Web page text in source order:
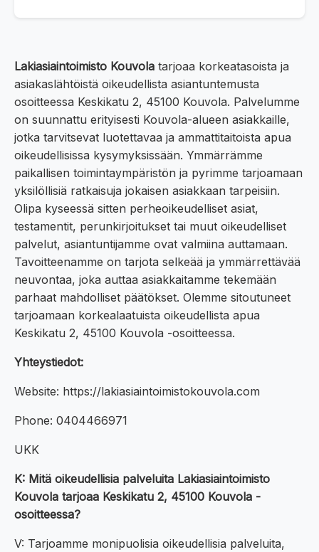
Lakiasiaintoimisto Kouvola tarjoaa korkeatasoista ja
asiakaslähtöistä oikeudellista asiantuntemusta
osoitteessa Keskikatu 2, 45100 Kouvola. Palvelumme
on suunnattu erityisesti Kouvola-alueen asiakkaille,
jotka tarvitsevat luotettavaa ja ammattitaitoista apua
oikeudellisissa kysymyksissään. Ymmärrämme
paikallisen toimintaympäristön ja pyrimme tarjoamaan
yksilöllisiä ratkaisuja jokaisen asiakkaan tarpeisiin.
Olipa kyseessä sitten perheoikeudelliset asiat,
testamentit, perunkirjoitukset tai muut oikeudelliset
palvelut, asiantuntijamme ovat valmiina auttamaan.
Tavoitteenamme on tarjota selkeää ja ymmärrettävää
neuvontaa, joka auttaa asiakkaitamme tekemään
parhaat mahdolliset päätökset. Olemme sitoutuneet
tarjoamaan korkealaatuista oikeudellista apua
Keskikatu 2, 45100 Kouvola -osoitteessa.
Yhteystiedot:
Website: https://lakiasiaintoimistokouvola.com
Phone: 0404466971
UKK
K: Mitä oikeudellisia palveluita Lakiasiaintoimisto
Kouvola tarjoaa Keskikatu 2, 45100 Kouvola -
osoitteessa?
V: Tarjoamme monipuolisia oikeudellisia palveluita,